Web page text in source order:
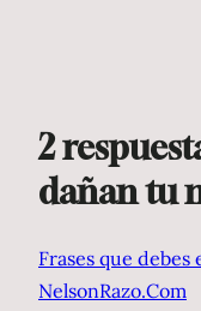
2
dañan tu
Frases que
NelsonRazo.Com